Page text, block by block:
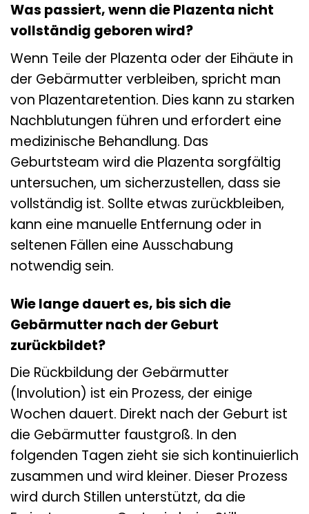
Was passiert, wenn die Plazenta nicht
vollständig geboren wird?
Wenn Teile der Plazenta oder der Eihäute in
der Gebärmutter verbleiben, spricht man
von Plazentaretention. Dies kann zu starken
Nachblutungen führen und erfordert eine
medizinische Behandlung. Das
Geburtsteam wird die Plazenta sorgfältig
untersuchen, um sicherzustellen, dass sie
vollständig ist. Sollte etwas zurückbleiben,
kann eine manuelle Entfernung oder in
seltenen Fällen eine Ausschabung
notwendig sein.
Wie lange dauert es, bis sich die
Gebärmutter nach der Geburt
zurückbildet?
Die Rückbildung der Gebärmutter
(Involution) ist ein Prozess, der einige
Wochen dauert. Direkt nach der Geburt ist
die Gebärmutter faustgroß. In den
folgenden Tagen zieht sie sich kontinuierlich
zusammen und wird kleiner. Dieser Prozess
wird durch Stillen unterstützt, da die